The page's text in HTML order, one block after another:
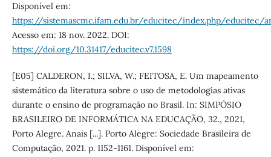
Disponível em:
https://sistemascmc.ifam.edu.br/educitec/index.php/educitec/
Acesso em: 18 nov. 2022. DOI:
https://doi.org/10.31417/educitec.v7.1598
[E05] CALDERON, I.; SILVA, W.; FEITOSA, E. Um mapeamento
sistemático da literatura sobre o uso de metodologias ativas
durante o ensino de programação no Brasil. In: SIMPÓSIO
BRASILEIRO DE INFORMÁTICA NA EDUCAÇÃO, 32., 2021,
Porto Alegre. Anais [...]. Porto Alegre: Sociedade Brasileira de
Computação, 2021. p. 1152-1161. Disponível em: